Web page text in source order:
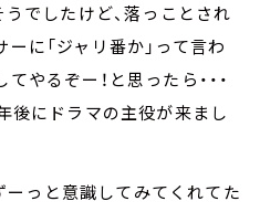
でしたけど、落っことされ
に「ジャリ番か」って言わ
やるぞー！と思ったら・・・
後にドラマの主役が来まし
ーっと意識してみてくれてた